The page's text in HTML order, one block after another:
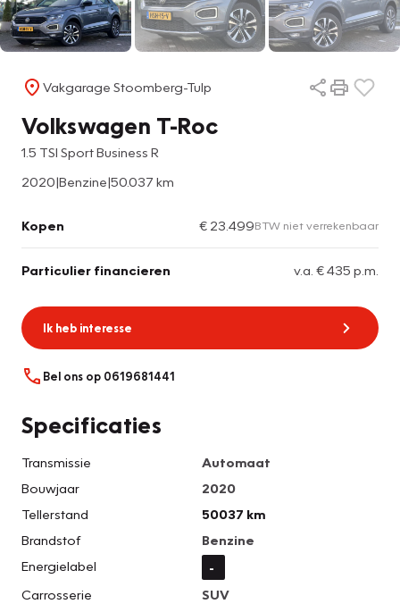
Vakgarage Stoomberg-Tulp
Volkswagen T-Roc
1.5 TSI Sport Business R
2020|Benzine|50.037 km
Kopen € 23.499BTW niet verrekenbaar
Particulier financieren v.a. € 435 p.m.
Ik heb interesse
Bel ons op 0619681441
Specificaties
Transmissie
Automaat
Bouwjaar
2020
Tellerstand
50037 km
Brandstof
Benzine
Energielabel
-
Carrosserie
SUV